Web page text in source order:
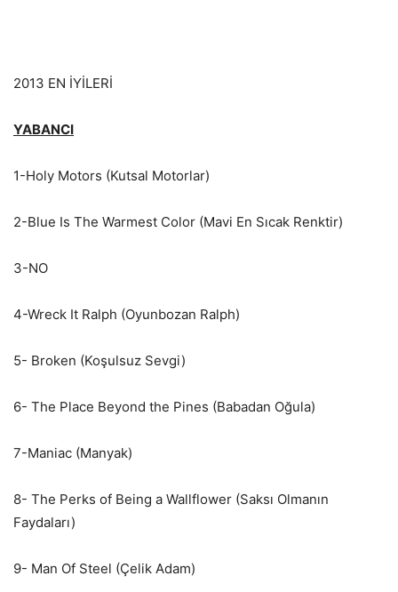
2013 EN İYİLERİ
YABANCI
1-Holy Motors (Kutsal Motorlar)
2-Blue Is The Warmest Color (Mavi En Sıcak Renktir)
3-NO
4-Wreck It Ralph (Oyunbozan Ralph)
5- Broken (Koşulsuz Sevgi)
6- The Place Beyond the Pines (Babadan Oğula)
7-Maniac (Manyak)
8- The Perks of Being a Wallflower (Saksı Olmanın
Faydaları)
9- Man Of Steel (Çelik Adam)